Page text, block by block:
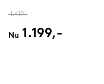
1.419,-
Nu 1.199,-